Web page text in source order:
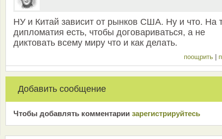
НУ и Китай зависит от рынков США. Ну и что. На
дипломатия есть, чтобы договариваться, а не
диктовать всему миру что и как делать.
поощрить
Добавить сообщение
Чтобы добавлять комментарии зарeгиcтрирyйтeсь